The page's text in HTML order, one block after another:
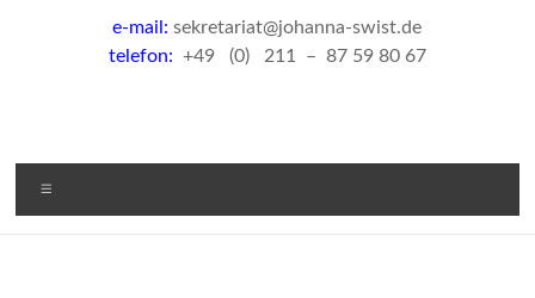
e-mail: sekretariat@johanna-swist.de
telefon: +49 (0) 211 – 87 59 80 67